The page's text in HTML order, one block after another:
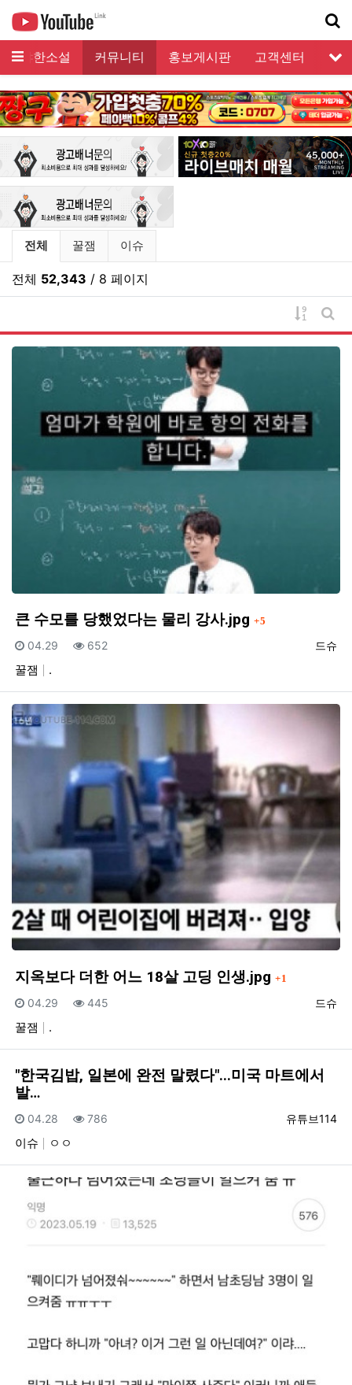
메뉴
야한소설 커뮤니티 홍보게시판
고객센터
커뮤니티 분류 목록
전체 꿀잼 이슈
전체 52,343 / 8 페이지
게시물
게
큰 수모를 당했었다는 물리 강사.jpg 댓글
5
등록자
드슈
등록일
04.29 조회
652
꿀잼 .
지옥보다 더한 어느 18살 고딩 인생.jpg 댓글
1
등록자
드슈
등록일
04.29 조회
445
꿀잼 .
"한국김밥, 일본에 완전 말렸다"...미국 마트에서
발…
등록자
유튜브114
등록일
04.28 조회
786
이슈 ㅇㅇ